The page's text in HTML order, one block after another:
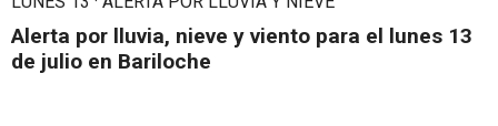
Alerta por lluvia, nieve y viento para el lunes 13
de julio en Bariloche